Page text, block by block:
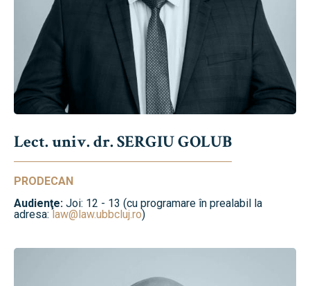
Lect. univ. dr. SERGIU GOLUB
PRODECAN
Audienţe: Joi: 12 - 13 (cu programare în prealabil la
adresa:law@law.ubbcluj.ro)